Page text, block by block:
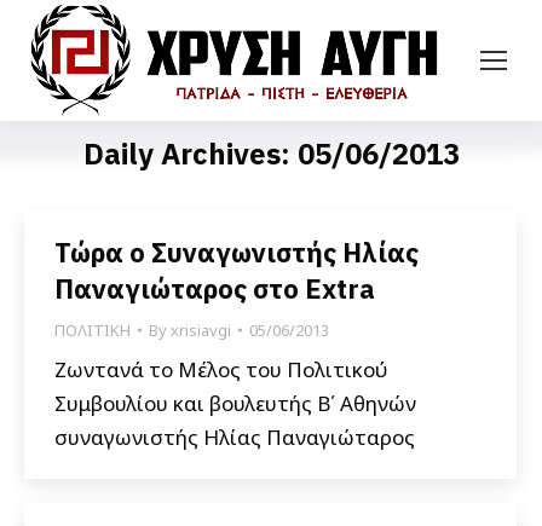
Daily Archives: 05/06/2013
Τώρα ο Συναγωνιστής Ηλίας
Παναγιώταρος στο Extra
ΠΟΛΙΤΙΚΗ Byxrisiavgi 05/06/2013
Ζωντανά το Μέλος του Πολιτικού
Συμβουλίου και βουλευτής Β΄ Αθηνών
συναγωνιστής Ηλίας Παναγιώταρος